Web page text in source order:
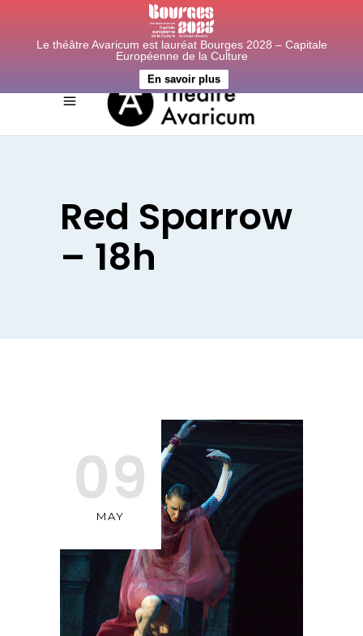
Le théâtre Avaricum est lauréat Bourges 2028 – Capitale
Européenne de la Culture
En savoir plus
Red Sparrow
– 18h
09
MAY